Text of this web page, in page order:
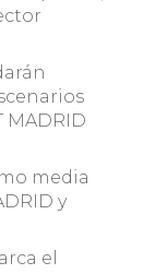
MADRID
media
y
el